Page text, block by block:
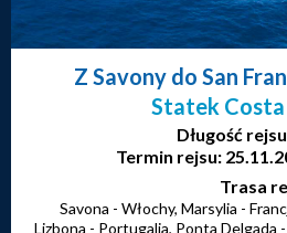
Z Savony do San
Statek
Długość
Termin rejsu:
Trasa
Savona - Włochy, Marsylia -
Lizbona - Portugalia, Ponta Delgada